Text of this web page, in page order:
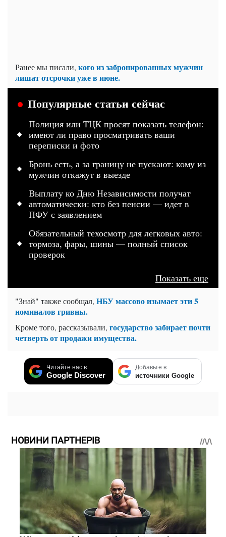
Ранее мы писали, кого из забронированных мужчин
лишат отсрочки уже в июне.
Популярные статьи сейчас
Полиция или ТЦК просят показать телефон:
имеют ли право просматривать ваши
переписки и фото
Бронь есть, а за границу не пускают: кому из
мужчин откажут в выезде
Выплату ко Дню Независимости получат
автоматически: кто без пенсии — идет в
ПФУ с заявлением
Обязательный техосмотр для легковых авто:
тормоза, фары, шины — полный список
проверок
Показать еще
"Знай" также сообщал, НБУ массово изымает эти 5
номиналов гривны.
Кроме того, рассказывали, государство забирает почти
четверть от продажи имущества.
Читайте нас в
Google Discover
Добавьте в
источники Google
НОВИНИ ПАРТНЕРІВ